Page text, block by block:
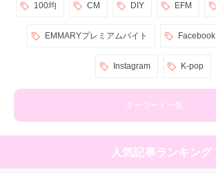
100均 CM DIY EFM
EMMARYプレミアムバイト Facebook
Instagram K-pop
キーワード一覧
人気記事ランキング